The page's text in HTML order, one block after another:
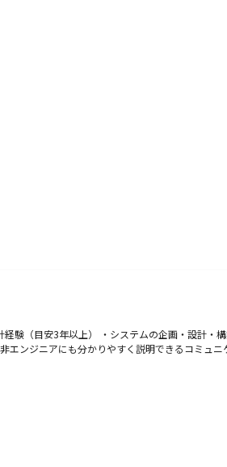
験（目安3年以上） ・システムの企画・設計・
ンジニアにも分かりやすく説明できるコミュ